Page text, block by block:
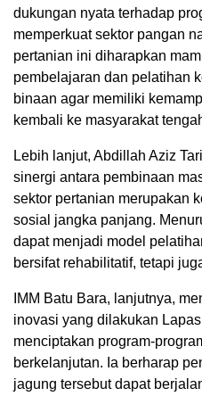
dukungan nyata terhadap
memperkuat sektor pangan
pertanian ini diharapkan
pembelajaran dan pelatihan
binaan agar memiliki
kembali ke masyarakat
Lebih lanjut, Abdillah Aziz
sinergi antara pembinaan
sektor pertanian merupakan
sosial jangka panjang.
dapat menjadi model
bersifat rehabilitatif, tetapi
IMM Batu Bara, lanjutnya,
inovasi yang dilakukan
menciptakan program-
berkelanjutan. Ia berharap
jagung tersebut dapat